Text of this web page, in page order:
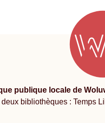
publique locale de
deux bibliothèques : Temps